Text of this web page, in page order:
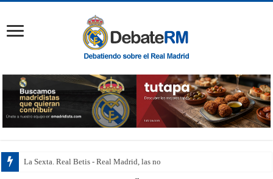
La Sexta. Real Betis - Real Madrid, las notas de